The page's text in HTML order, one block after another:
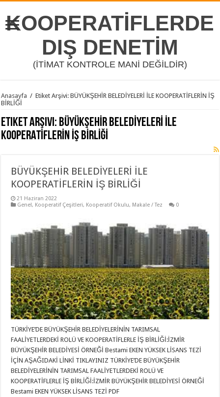
KOOPERATİFLERDE
DIŞ DENETİM
(İTİMAT KONTROLE MANİ DEĞİLDİR)
Anasayfa / Etiket Arşivi: BÜYÜKŞEHİR BELEDİYELERİ İLE KOOPERATİFLERİN İŞ
BİRLİĞİ
Etiket Arşivi: BÜYÜKŞEHİR BELEDİYELERİ İLE
KOOPERATİFLERİN İŞ BİRLİĞİ
BÜYÜKŞEHİR BELEDİYELERİ İLE
KOOPERATİFLERİN İŞ BİRLİĞİ
21 Haziran 2022
Genel, Kooperatif Çeşitleri, Kooperatif Okulu, Makale / Tez 0
TÜRKİYE’DE BÜYÜKŞEHİR BELEDİYELERİNİN TARIMSAL
FAALİYETLERDEKİ ROLÜ VE KOOPERATİFLERLE İŞ BİRLİĞİ:İZMİR
BÜYÜKŞEHİR BELEDİYESİ ÖRNEĞİ Bestami EKEN YÜKSEK LİSANS TEZİ
İÇİN AŞAĞIDAKİ LİNKİ TIKLAYINIZ TÜRKİYE’DE BÜYÜKŞEHİR
BELEDİYELERİNİN TARIMSAL FAALİYETLERDEKİ ROLÜ VE
KOOPERATİFLERLE İŞ BİRLİĞİ:İZMİR BÜYÜKŞEHİR BELEDİYESİ ÖRNEĞİ
Bestami EKEN YÜKSEK LİSANS TEZİ PDF